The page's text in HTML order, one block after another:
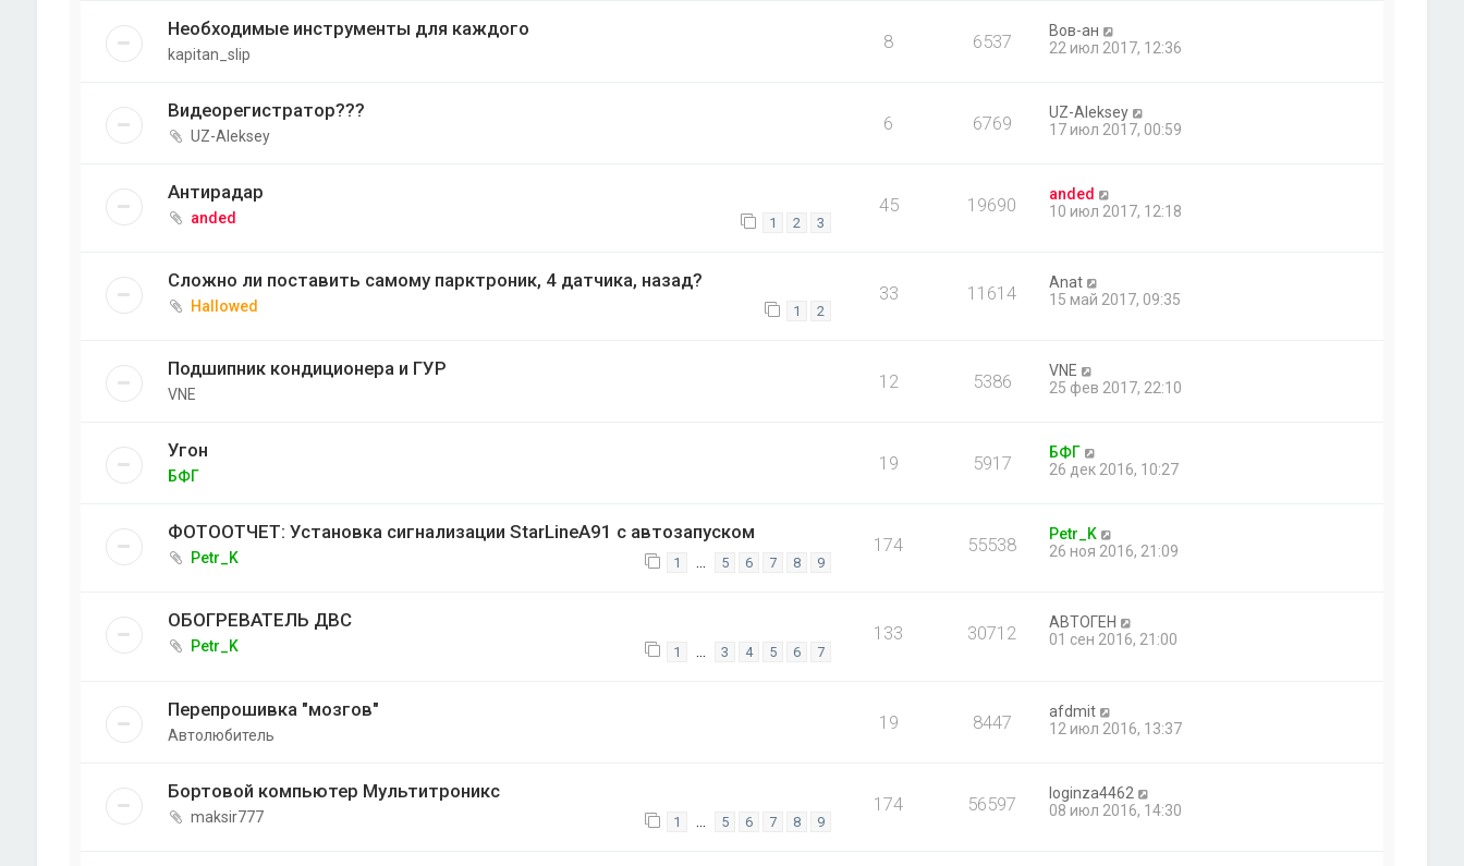
Необходимые инструменты для каждого
kapitan_slip
8 6537
Вов-ан
22 июл 2017, 12:36
Видеорегистратор???
UZ-Aleksey
6 6769
UZ-Aleksey
17 июл 2017, 00:59
Антирадар
anded 1 2 3
45 19690
anded
10 июл 2017, 12:18
Сложно ли поставить самому парктроник, 4 датчика, назад?
Hallowed 1 2
33 11614
Anat
15 май 2017, 09:35
Подшипник кондиционера и ГУР
VNE
12 5386
VNE
25 фев 2017, 22:10
Угон
БФГ
19 5917
БФГ
26 дек 2016, 10:27
ФОТООТЧЕТ: Установка сигнализации StarLineА91 с автозапуском
Petr_K 1 … 5 6 7 8 9
174 55538
Petr_K
26 ноя 2016, 21:09
ОБОГРЕВАТЕЛЬ ДВС
Petr_K 1 3 4 5 6 7
133 30712
АВТОГЕН
01 сен 2016, 21:00
Перепрошивка "мозгов"
Автолюбитель
19 8447
afdmit
12 июл 2016, 13:37
Бортовой компьютер Мультитроникс
maksir777 1 5 6 7 8 9
174 56597
loginza4462
08 июл 2016, 14:30